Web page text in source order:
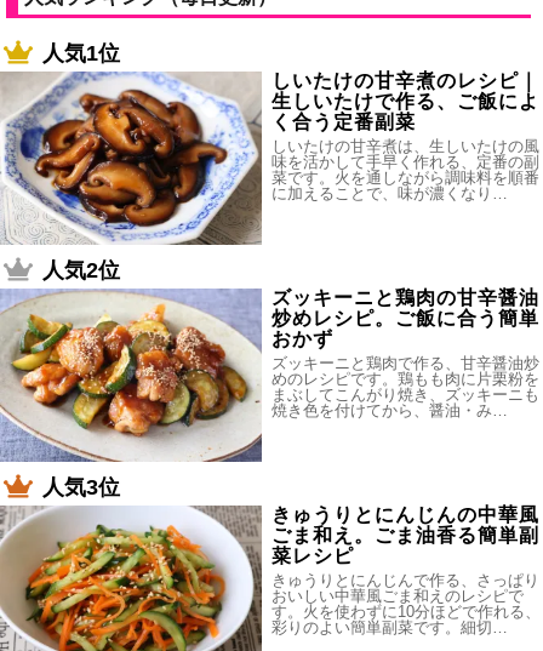
人気1位
しいたけの甘辛煮のレシピ｜
生しいたけで作る、ご飯によ
く合う定番副菜
しいたけの甘辛煮は、生しいたけの風
味を活かして手早く作れる、定番の副
菜です。火を通しながら調味料を順番
に加えることで、味が濃くなり…
人気2位
ズッキーニと鶏肉の甘辛醤油
炒めレシピ。ご飯に合う簡単
おかず
ズッキーニと鶏肉で作る、甘辛醤油炒
めのレシピです。鶏もも肉に片栗粉を
まぶしてこんがり焼き、ズッキーニも
焼き色を付けてから、醤油・み…
人気3位
きゅうりとにんじんの中華風
ごま和え。ごま油香る簡単副
菜レシピ
きゅうりとにんじんで作る、さっぱり
おいしい中華風ごま和えのレシピで
す。火を使わずに10分ほどで作れる、
彩りのよい簡単副菜です。細切…